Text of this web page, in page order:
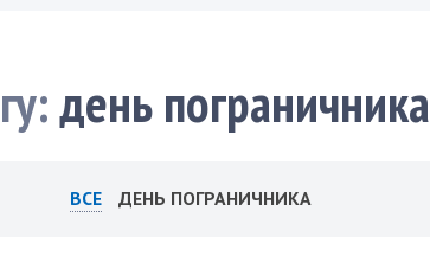
день пограничника
ВСЕ ДЕНЬ ПОГРАНИЧНИКА